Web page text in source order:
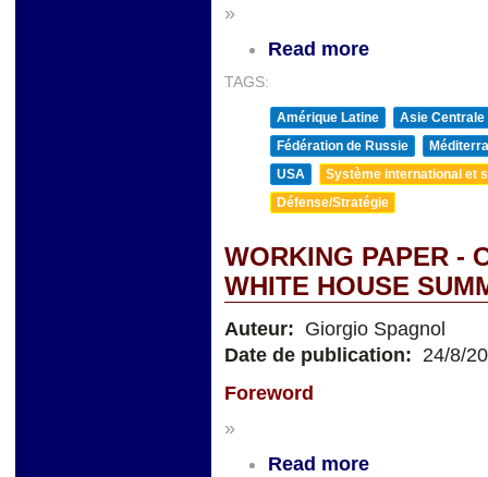
»
Read more
TAGS:
Amérique Latine
Asie Centrale
Fédération de Russie
USA
Système international et
Défense/Stratégie
WORKING PAPER -
WHITE HOUSE
Auteur: Giorgio Spagnol
Date de publication: 24/8/
Foreword
»
Read more